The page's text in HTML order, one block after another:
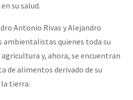
su salud.
Antonio Rivas y Alejandro
ambientalistas quienes toda su
agricultura y, ahora, se encuentran
de alimentos derivado de su
tierra.